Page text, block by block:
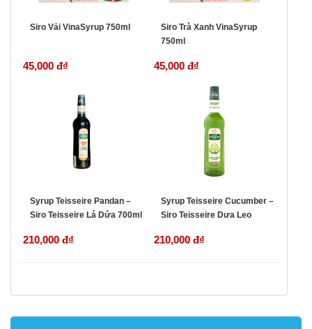
Siro Vải VinaSyrup 750ml
45,000 đ₫
Siro Trà Xanh VinaSyrup
750ml
45,000 đ₫
Syrup Teisseire Pandan –
Siro Teisseire Lá Dứa 700ml
210,000 đ₫
Syrup Teisseire Cucumber –
Siro Teisseire Dưa Leo
210,000 đ₫